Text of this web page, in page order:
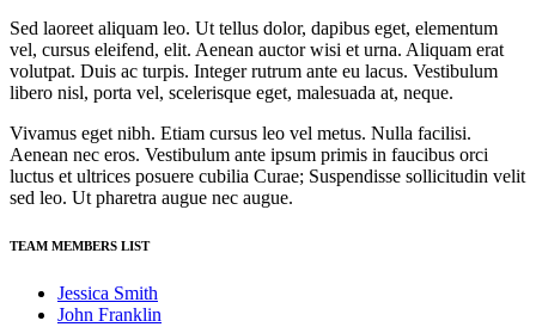
Sed laoreet aliquam leo. Ut tellus dolor, dapibus eget, elementum
vel, cursus eleifend, elit. Aenean auctor wisi et urna. Aliquam erat
volutpat. Duis ac turpis. Integer rutrum ante eu lacus. Vestibulum
libero nisl, porta vel, scelerisque eget, malesuada at, neque.
Vivamus eget nibh. Etiam cursus leo vel metus. Nulla facilisi.
Aenean nec eros. Vestibulum ante ipsum primis in faucibus orci
luctus et ultrices posuere cubilia Curae; Suspendisse sollicitudin velit
sed leo. Ut pharetra augue nec augue.
TEAM MEMBERS LIST
Jessica Smith
John Franklin